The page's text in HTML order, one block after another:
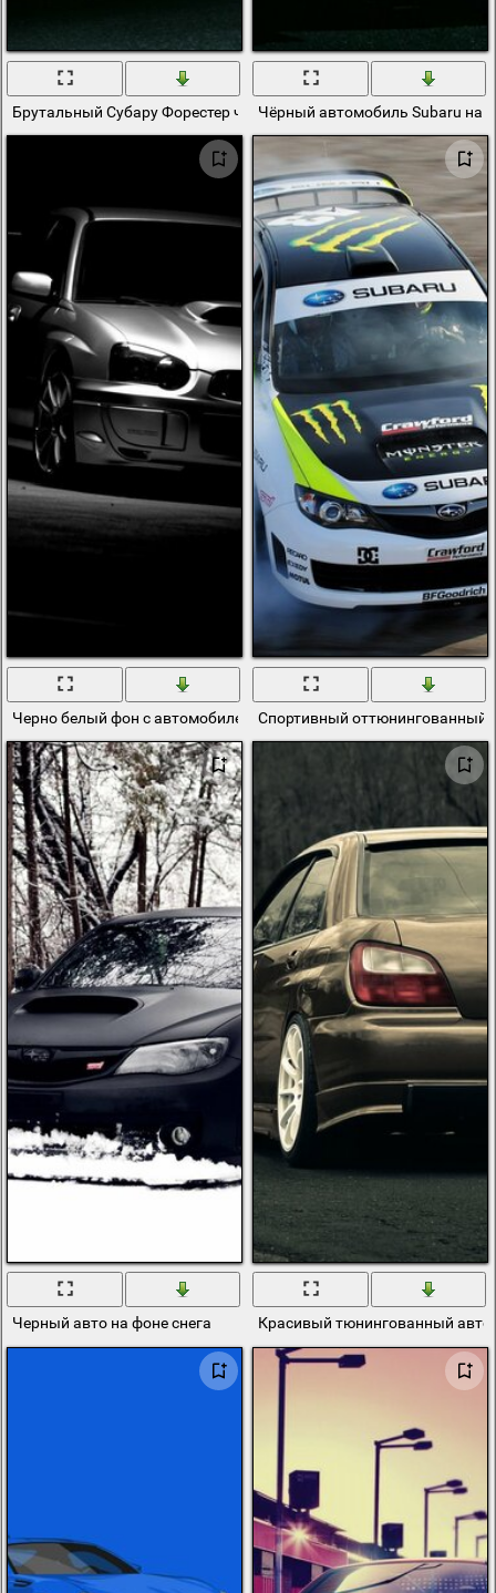
Брутальный Субару Форестер черного цветаЧёрный автомобиль Subaru на
Черно белый фон с автомобилем subaruСпортивный оттюнингованный
Черный авто на фоне снега Красивый тюнингованный